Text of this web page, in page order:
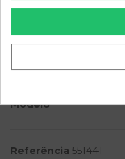
Cor
Combustible
Modelo
Referência 551441